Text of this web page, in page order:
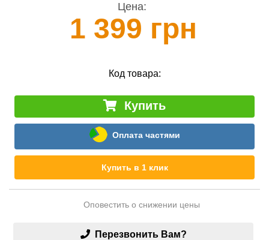
Цена:
1 399 грн
Код товара:
Купить
Оплата частями
Купить в 1 клик
Оповестить о снижении цены
Перезвонить Вам?